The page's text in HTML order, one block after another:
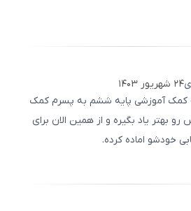
۲۴ شهریور ۱۴۰۳
کمک آموزشی پایه ششم به پسرم کمک
رو بهتر یاد بگیره و از همین الان برای
خودشو اماده کرده.